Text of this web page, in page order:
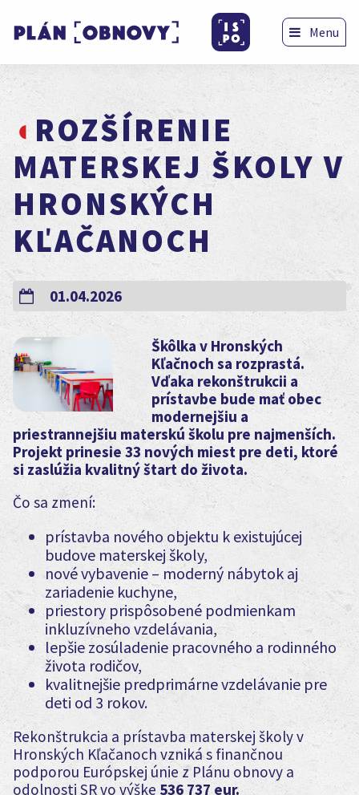
Menu
ROZŠÍRENIE
MATERSKEJ ŠKOLY V
HRONSKÝCH
KĽAČANOCH
01.04.2026
Škôlka v Hronských
Kľačnoch sa rozprastá.
Vďaka rekonštrukcii a
prístavbe bude mať obec
modernejšiu a
priestrannejšiu materskú školu pre najmenších.
Projekt prinesie 33 nových miest pre deti, ktoré
si zaslúžia kvalitný štart do života.
Čo sa zmení:
prístavba nového objektu k existujúcej
budove materskej školy,
nové vybavenie – moderný nábytok aj
zariadenie kuchyne,
priestory prispôsobené podmienkam
inkluzívneho vzdelávania,
lepšie zosúladenie pracovného a rodinného
života rodičov,
kvalitnejšie predprimárne vzdelávanie pre
deti od 3 rokov.
Rekonštrukcia a prístavba materskej školy v
Hronských Kľačanoch vzniká s finančnou
podporou Európskej únie z Plánu obnovy a
odolnosti SR vo výške 536 737 eur.